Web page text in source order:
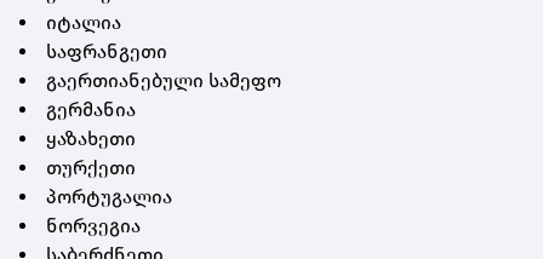
იტალია
საფრანგეთი
გაერთიანებული სამეფო
გერმანია
ყაზახეთი
თურქეთი
პორტუგალია
ნორვეგია